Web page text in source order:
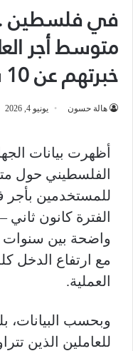
متوسط أجر
خبرتهم عن 10 سنوات !
هالة حسون يونيو 4, 2026
أظهرت بيانات
الفلسطيني حول
للمستخدمين بأجر
واضحة بين سنوات
مع ارتفاع الدخل
العملية.
وبحسب البيانات،